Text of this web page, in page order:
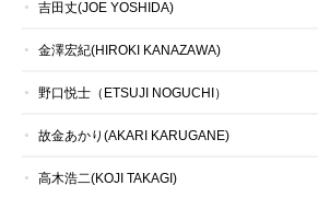
吉田丈(JOE YOSHIDA)
金澤宏紀(HIROKI KANAZAWA)
野口悦士（ETSUJI NOGUCHI）
故金あかり(AKARI KARUGANE)
高木浩二(KOJI TAKAGI)